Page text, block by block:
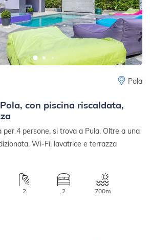
Pola
con piscina riscaldata,
per 4 persone, si trova a Pula. Oltre a una
Wi-Fi, lavatrice e terrazza
2 2 700m